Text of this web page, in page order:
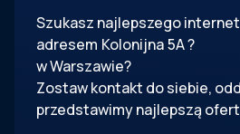
Szukasz najlepszego
adresem Kolonijna5A?
w Warszawie?
Zostaw kontakt do siebie,
przedstawimy najlepszą